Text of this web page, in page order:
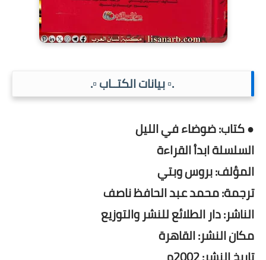
.▫️ بيانات الكتــاب ▫️.
● كتاب: ضوضاء في الليل
السلسلة ابدأ القراءة
المؤلف: بروس وبتي
ترجمة: محمد عبد الحافظ ناصف
الناشر: دار الطلائع للنشر والتوزيع
مكان النشر: القاهرة